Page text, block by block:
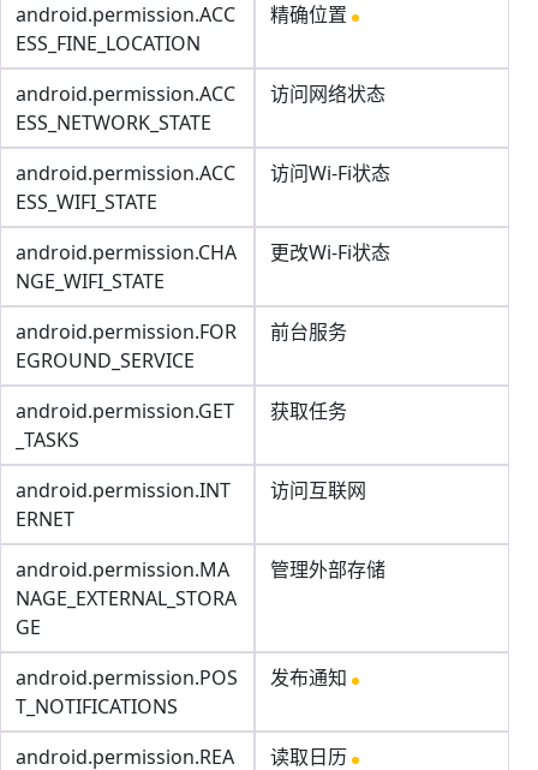
android.permission.ACC
ESS_FINE_LOCATION
精确位置
android.permission.ACC
ESS_NETWORK_STATE
访问网络状态
android.permission.ACC
ESS_WIFI_STATE
访问Wi-Fi状态
android.permission.CHA
NGE_WIFI_STATE
更改Wi-Fi状态
android.permission.FOR
EGROUND_SERVICE
前台服务
android.permission.GET
_TASKS
获取任务
android.permission.INT
ERNET
访问互联网
android.permission.MA
NAGE_EXTERNAL_STORA
GE
管理外部存储
android.permission.POS
T_NOTIFICATIONS
发布通知
android.permission.REA 读取日历